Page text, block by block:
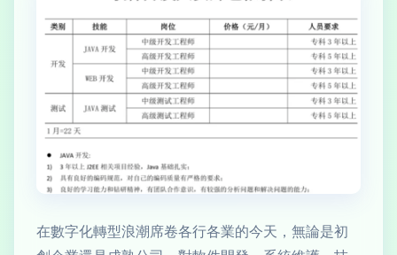
在數字化轉型浪潮席卷各行各業的今天，無論是初